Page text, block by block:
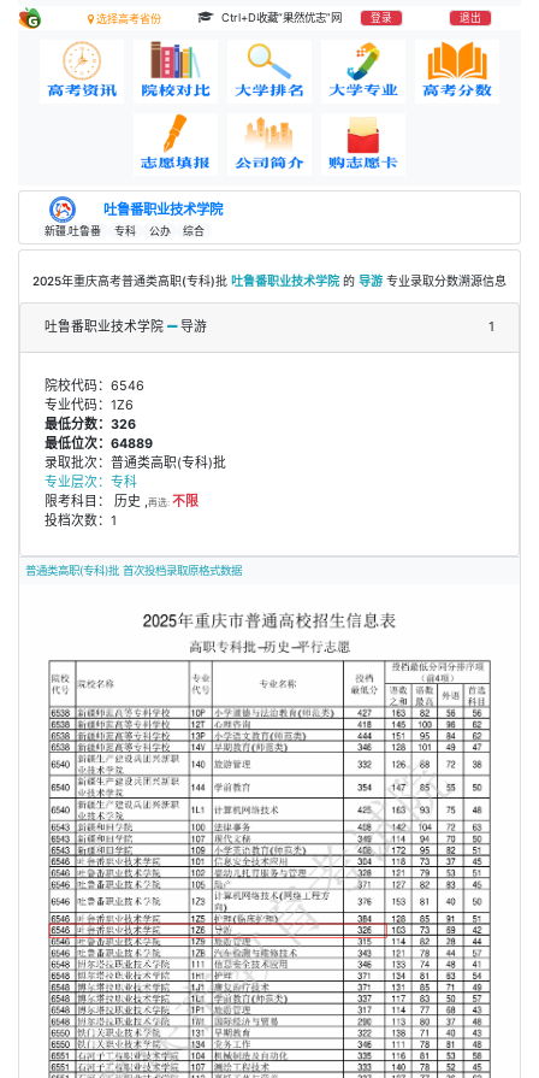
选择高考省份 Ctrl+D收藏“果然优志”网 登录 退出
吐鲁番职业技术学院
新疆.吐鲁番 专科 公办 综合
2025年重庆高考普通类高职(专科)批 吐鲁番职业技术学院 的 导游 专业录取分数溯源信息
吐鲁番职业技术学院 导游 1
院校代码：6546
专业代码：1Z6
最低分数：326
最低位次：64889
录取批次：普通类高职(专科)批
专业层次：专科
限考科目： 历史 ,再选: 不限
投档次数：1
普通类高职(专科)批 首次投档录取原格式数据